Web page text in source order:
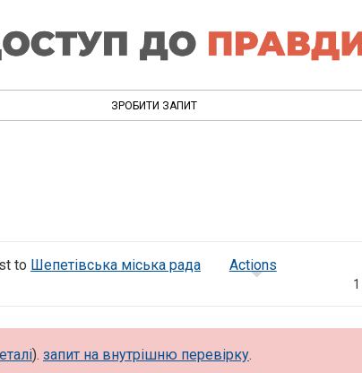
ЗРОБИТИ ЗАПИТ
to Шепетівська міська рада Actions
1
). запит на внутрішню перевірку.